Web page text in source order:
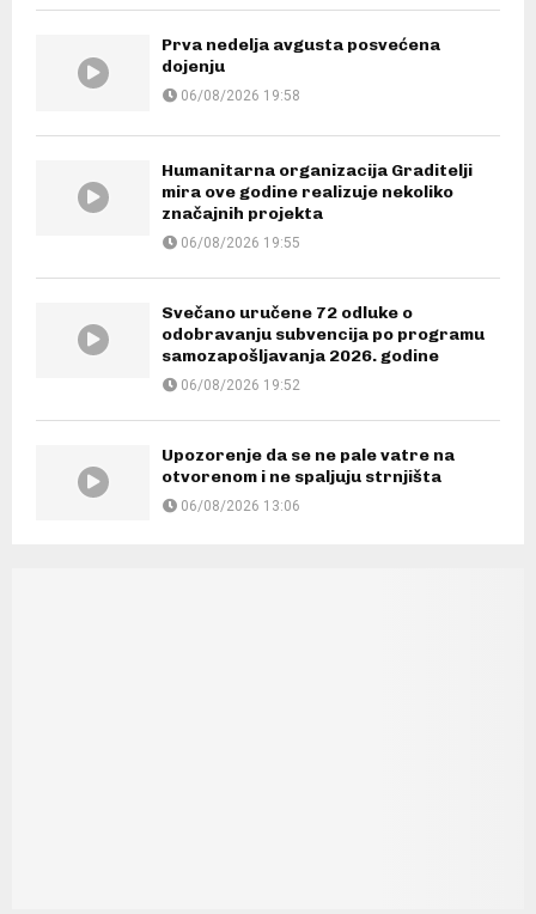
Prva nedelja avgusta posvećena
dojenju
06/08/2026 19:58
Humanitarna organizacija Graditelji
mira ove godine realizuje nekoliko
značajnih projekta
06/08/2026 19:55
Svečano uručene 72 odluke o
odobravanju subvencija po programu
samozapošljavanja 2026. godine
06/08/2026 19:52
Upozorenje da se ne pale vatre na
otvorenom i ne spaljuju strnjišta
06/08/2026 13:06